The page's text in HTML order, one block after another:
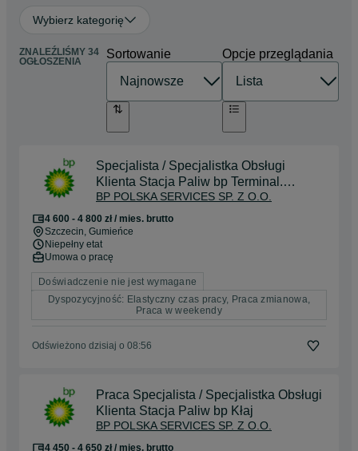
Wybierz kategorię
ZNALEŹLIŚMY 34
OGŁOSZENIA
Sortowanie Opcje przeglądania
Specjalista / Specjalistka Obsługi
Klienta Stacja Paliw bp Terminal.
Kołbaskowo A6. Praca
BP POLSKA SERVICES SP. Z O.O.
4 600 - 4 800 zł / mies. brutto
Szczecin , Gumieńce
Niepełny etat
Umowa o pracę
Doświadczenie nie jest wymagane
Dyspozycyjność: Elastyczny czas pracy, Praca zmianowa,
Praca w weekendy
Odświeżono dzisiaj o 08:56
Praca Specjalista / Specjalistka Obsługi
Klienta Stacja Paliw bp Kłaj
BP POLSKA SERVICES SP. Z O.O.
4 450 - 4 650 zł / mies. brutto